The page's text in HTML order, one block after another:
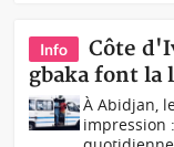
Info
Côte
gbaka font
À Abidjan,
impression